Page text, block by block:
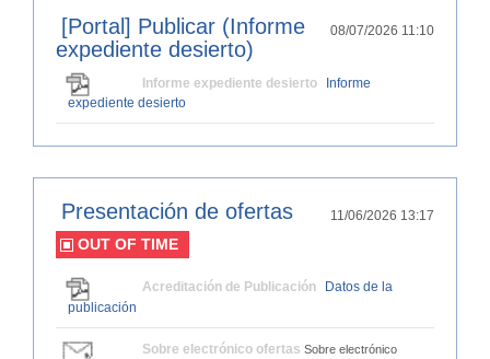
08/07/2026 11:10
[Portal] Publicar (Informe
expediente desierto)
Informe expediente desierto Informe
expediente desierto
11/06/2026 13:17
Presentación de ofertas
OUT OF TIME
Acreditación de Publicación Datos de la
publicación
Sobre electrónico ofertas Sobre electrónico